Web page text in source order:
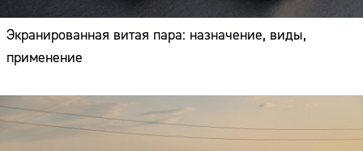
Экранированная витая пара: назначение, виды,
применение